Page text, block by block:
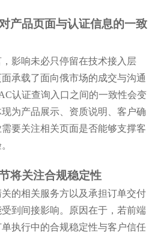
产品页面与认证信息的一致
影响未必只停留在技术接入层
承载了面向俄市场的成交与沟通
认证查询入口之间的一致性会变
为产品展示、资质说明、客户确
要关注相关页面是否能够支撑客
将关注合规稳定性
的相关服务方以及承担订单交付
到间接影响。原因在于，若前端
执行中的合规稳定性与客户信任